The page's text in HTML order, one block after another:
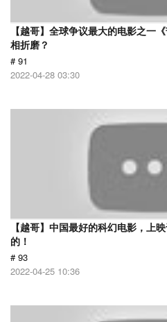
【越哥】全球争议最大的电影之一
相折磨？
# 91
2022-04-28 03:30
【越哥】中国最好的科幻电影，上
的！
# 93
2022-04-25 10:36